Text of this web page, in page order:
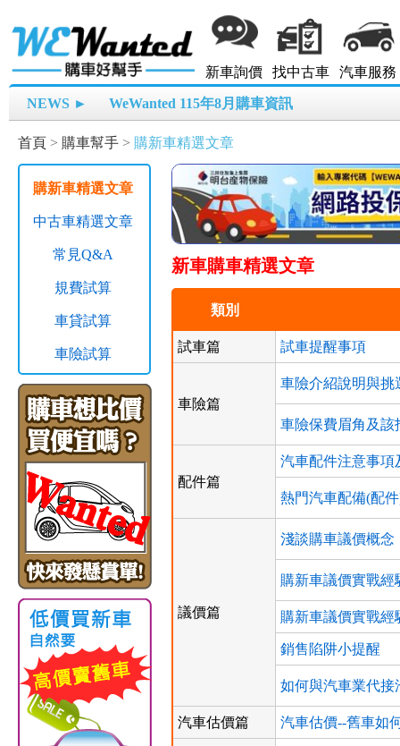
新車詢價 找中古車 汽車服務
NEWS ► WeWanted 115年8月購車資訊
首頁 > 購車幫手 > 購新車精選文章
購新車精選文章
中古車精選文章
常見Q&A
規費試算
車貸試算
車險試算
新車購車精選文章
類別
試車篇 試車提醒事項
車險篇
車險介紹說明與挑
車險保費眉角及該
配件篇
汽車配件注意事項
熱門汽車配備(配
議價篇
淺談購車議價概念
購新車議價實戰經
購新車議價實戰經
銷售陷阱小提醒
如何與汽車業代接
汽車估價篇 汽車估價--舊車如